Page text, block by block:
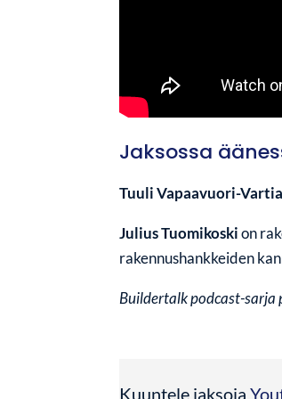
Jaksossa
Tuuli Vapaavuori-
Julius Tuomikoskion
rakennushankkeiden
Buildertalk podcast-sarja
Kuuntele jaksoja